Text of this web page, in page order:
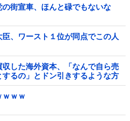
の街宣車、ほんと碌でもないな
、ワースト１位が同点でこの人
収した海外資本、「なんで自ら売
するの」とドン引きするような方
ｗｗｗ